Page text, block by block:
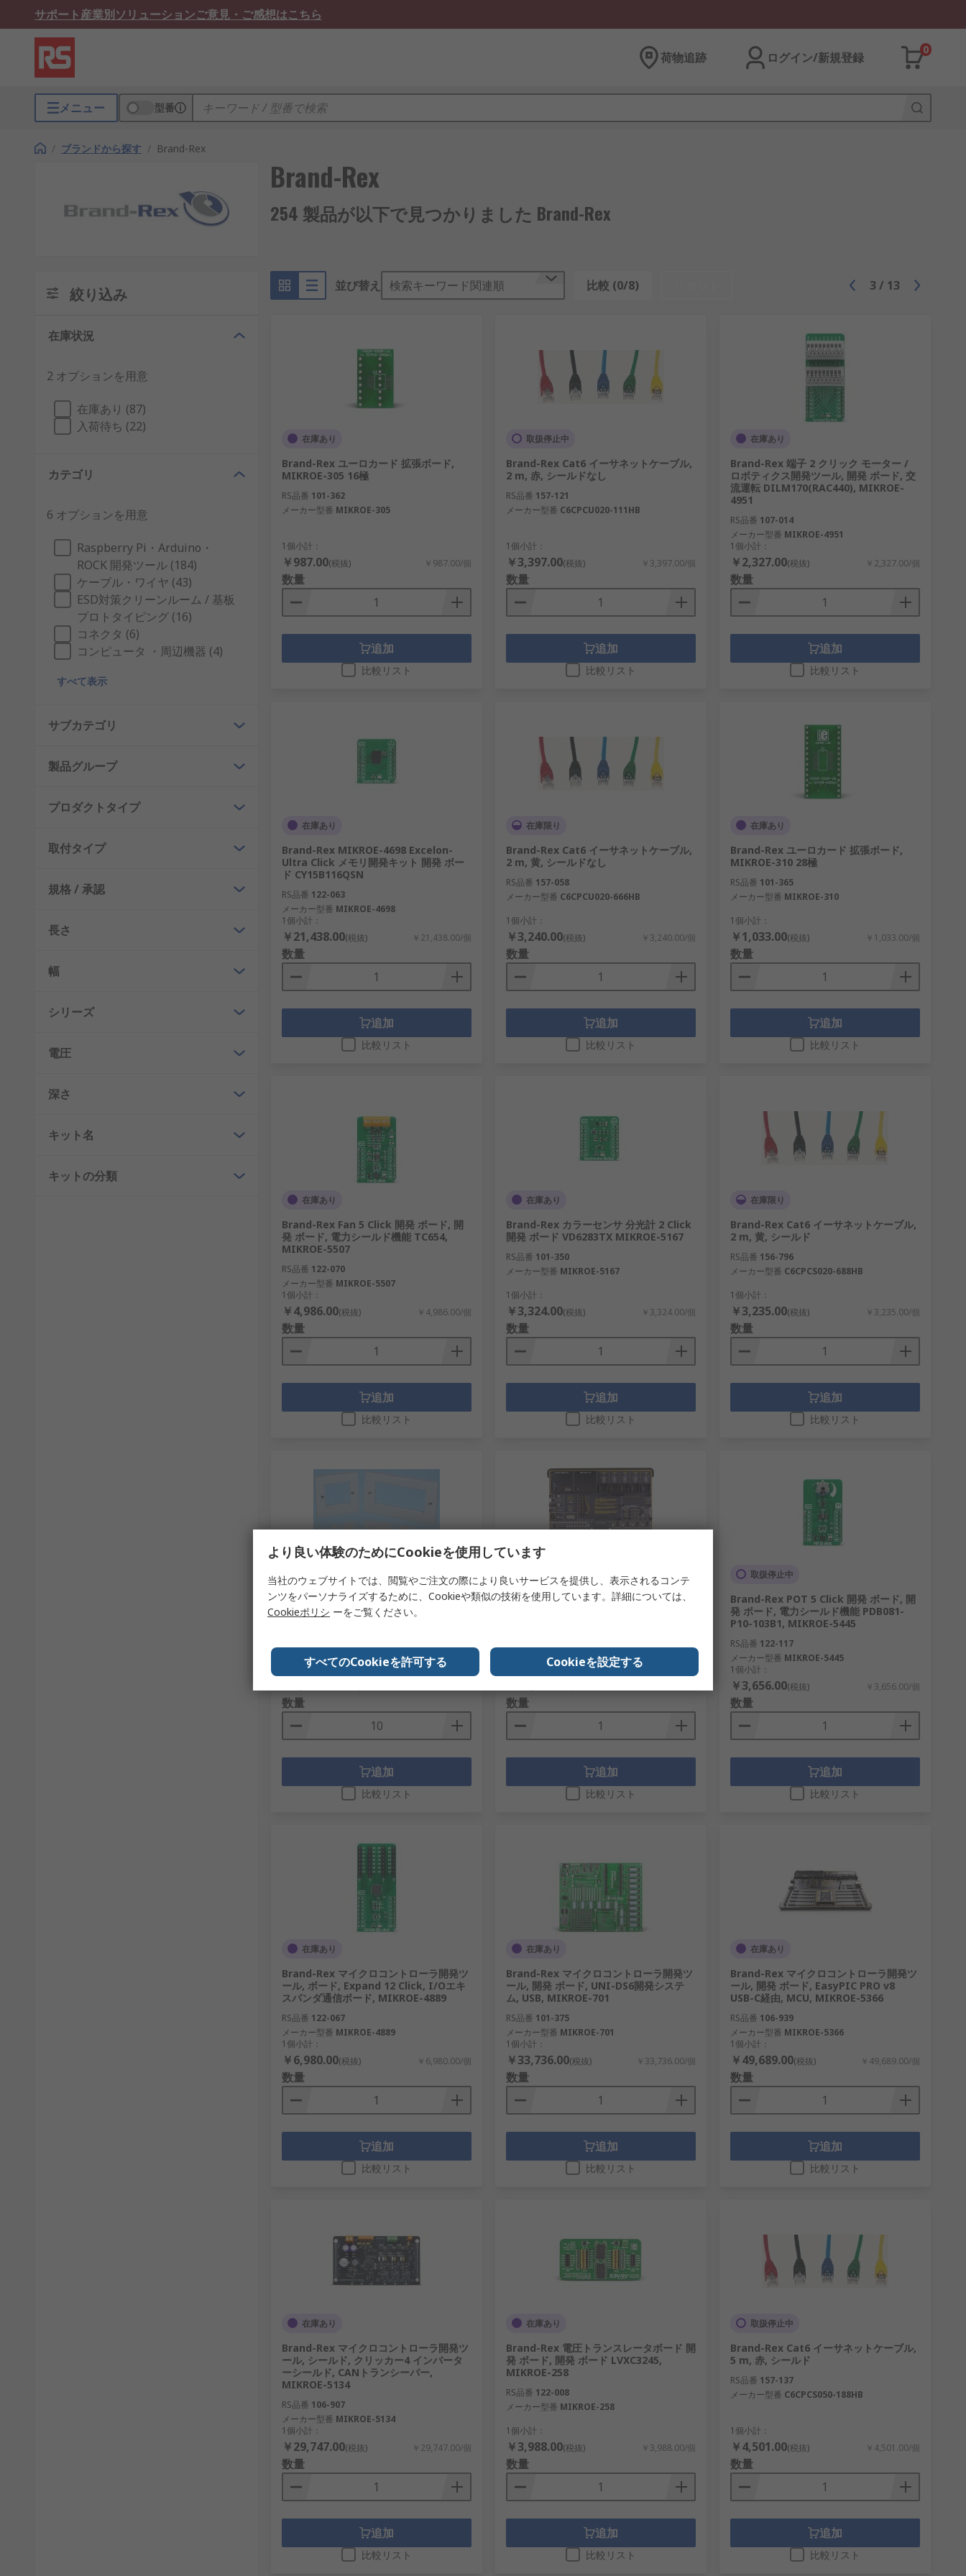
サポート産業別ソリューションご意見・ご感想はこちら
荷物追跡 ログイン/新規登録
0
メニュー 型番
/ ブランドから探す / Brand-Rex
Brand-Rex
254 製品が以下で見つかりました Brand-Rex
絞り込み
在庫状況
2 オプションを用意
在庫あり (87)
入荷待ち (22)
カテゴリ
6 オプションを用意
Raspberry Pi・Arduino・
ROCK 開発ツール (184)
ケーブル・ワイヤ (43)
ESD対策クリーンルーム / 基板
プロトタイピング (16)
コネクタ (6)
コンピュータ ・周辺機器 (4)
すべて表示
サブカテゴリ
製品グループ
プロダクトタイプ
取付タイプ
規格 / 承認
長さ
幅
シリーズ
電圧
深さ
キット名
キットの分類
並び替え 検索キーワード関連順 比較 (0/8) 3 / 13
在庫あり
Brand-Rex ユーロカード 拡張ボード,
MIKROE-305 16極
RS品番 101-362
メーカー型番 MIKROE-305
1個小計：
￥987.00(税抜) ￥987.00/個
数量
追加
比較リスト
取扱停止中
Brand-Rex Cat6 イーサネットケーブル,
2 m, 赤, シールドなし
RS品番 157-121
メーカー型番 C6CPCU020-111HB
1個小計：
￥3,397.00(税抜) ￥3,397.00/個
数量
追加
比較リスト
在庫あり
Brand-Rex 端子 2 クリック モーター /
ロボティクス開発ツール, 開発 ボード, 交
流運転 DILM170(RAC440), MIKROE-
4951
RS品番 107-014
メーカー型番 MIKROE-4951
1個小計：
￥2,327.00(税抜) ￥2,327.00/個
数量
追加
比較リスト
在庫あり
Brand-Rex MIKROE-4698 Excelon-
Ultra Click メモリ開発キット 開発 ボー
ド CY15B116QSN
RS品番 122-063
メーカー型番 MIKROE-4698
1個小計：
￥21,438.00(税抜) ￥21,438.00/個
数量
追加
比較リスト
在庫限り
Brand-Rex Cat6 イーサネットケーブル,
2 m, 黄, シールドなし
RS品番 157-058
メーカー型番 C6CPCU020-666HB
1個小計：
￥3,240.00(税抜) ￥3,240.00/個
数量
追加
比較リスト
在庫あり
Brand-Rex ユーロカード 拡張ボード,
MIKROE-310 28極
RS品番 101-365
メーカー型番 MIKROE-310
1個小計：
￥1,033.00(税抜) ￥1,033.00/個
数量
追加
比較リスト
在庫あり
Brand-Rex Fan 5 Click 開発 ボード, 開
発 ボード, 電力シールド機能 TC654,
MIKROE-5507
RS品番 122-070
メーカー型番 MIKROE-5507
1個小計：
￥4,986.00(税抜) ￥4,986.00/個
数量
追加
比較リスト
在庫あり
Brand-Rex カラーセンサ 分光計 2 Click
開発 ボード VD6283TX MIKROE-5167
RS品番 101-350
メーカー型番 MIKROE-5167
1個小計：
￥3,324.00(税抜) ￥3,324.00/個
数量
追加
比較リスト
在庫限り
Brand-Rex Cat6 イーサネットケーブル,
2 m, 黄, シールド
RS品番 156-796
メーカー型番 C6CPCS020-688HB
1個小計：
￥3,235.00(税抜) ￥3,235.00/個
数量
追加
比較リスト
取扱停止中
Brand-Rex モジュールブランキングプレ
ート, RJ45
メーカー型番MMCWDOUNI052
1 袋(1袋10個入り) 小計：
数量
追加
比較リスト
在庫限り
Brand-Rex マイクロコントローラ開発ツ
メーカー型番MIKROE-5427
数量
追加
比較リスト
取扱停止中
Brand-Rex POT 5 Click 開発 ボード, 開
発 ボード, 電力シールド機能 PDB081-
P10-103B1, MIKROE-5445
RS品番 122-117
メーカー型番 MIKROE-5445
1個小計：
￥3,656.00(税抜) ￥3,656.00/個
数量
追加
比較リスト
在庫あり
Brand-Rex マイクロコントローラ開発ツ
ール, ボード, Expand 12 Click, I/Oエキ
スパンダ通信ボード, MIKROE-4889
RS品番 122-067
メーカー型番 MIKROE-4889
1個小計：
￥6,980.00(税抜) ￥6,980.00/個
数量
追加
比較リスト
在庫あり
Brand-Rex マイクロコントローラ開発ツ
ール, 開発 ボード, UNI-DS6開発システ
ム, USB, MIKROE-701
RS品番 101-375
メーカー型番 MIKROE-701
1個小計：
￥33,736.00(税抜) ￥33,736.00/個
数量
追加
比較リスト
在庫あり
Brand-Rex マイクロコントローラ開発ツ
ール, 開発 ボード, EasyPIC PRO v8
USB-C経由, MCU, MIKROE-5366
RS品番 106-939
メーカー型番 MIKROE-5366
1個小計：
￥49,689.00(税抜) ￥49,689.00/個
数量
追加
比較リスト
在庫あり
Brand-Rex マイクロコントローラ開発ツ
ール, シールド, クリッカー4 インバータ
ーシールド, CANトランシーバー,
MIKROE-5134
RS品番 106-907
メーカー型番 MIKROE-5134
1個小計：
￥29,747.00(税抜) ￥29,747.00/個
数量
追加
比較リスト
在庫あり
Brand-Rex 電圧トランスレータボード 開
発 ボード, 開発 ボード LVXC3245,
MIKROE-258
RS品番 122-008
メーカー型番 MIKROE-258
1個小計：
￥3,988.00(税抜) ￥3,988.00/個
数量
追加
比較リスト
取扱停止中
Brand-Rex Cat6 イーサネットケーブル,
5 m, 赤, シールド
RS品番 157-137
メーカー型番 C6CPCS050-188HB
1個小計：
￥4,501.00(税抜) ￥4,501.00/個
数量
追加
比較リスト
より良い体験のためにCookieを使用しています
当社のウェブサイトでは、閲覧やご注文の際により良いサービスを提供し、表示されるコンテ
ンツをパーソナライズするために、Cookieや類似の技術を使用しています。詳細については、
Cookieポリシ ーをご覧ください。
すべてのCookieを許可する Cookieを設定する